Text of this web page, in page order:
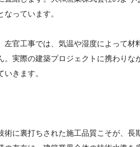
っています。
官工事では、気温や湿度によって材
実際の建築プロジェクトに携わりな
きます。
に裏打ちされた施工品質こそが、長